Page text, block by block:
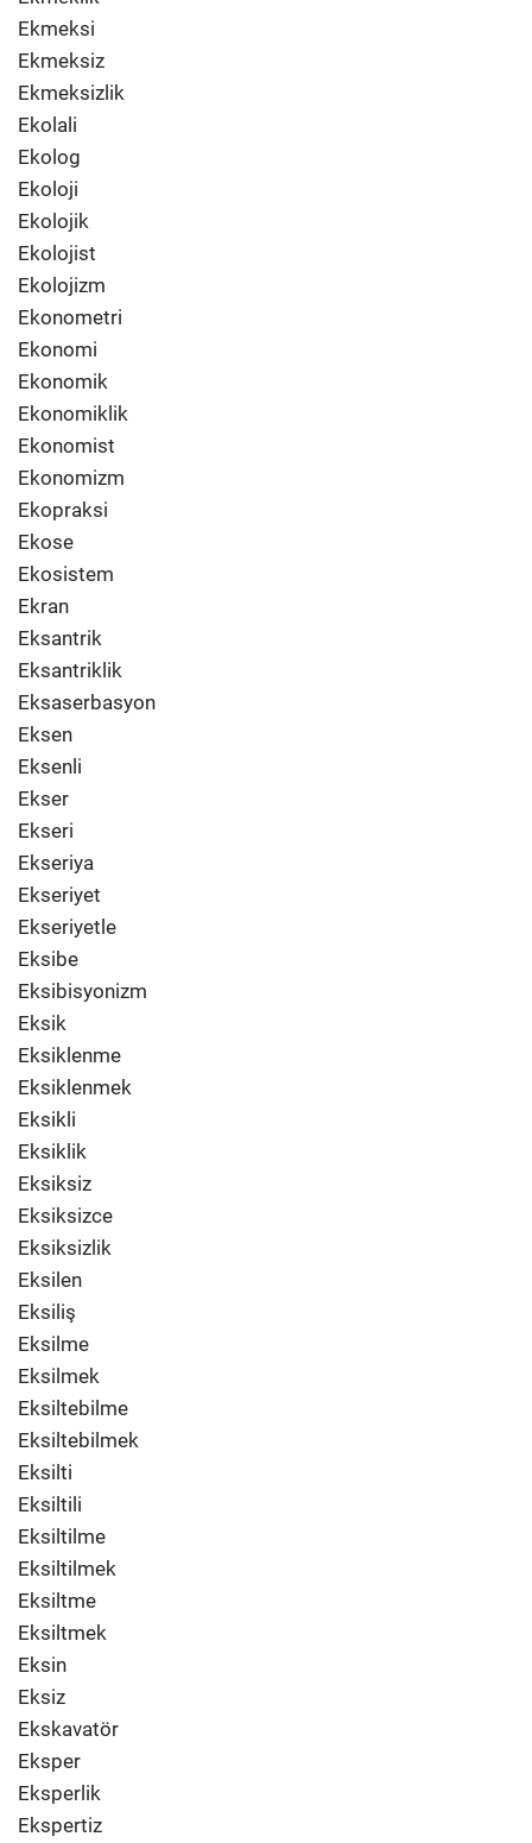
Ekmeksi
Ekmeksiz
Ekmeksizlik
Ekolali
Ekolog
Ekoloji
Ekolojik
Ekolojist
Ekolojizm
Ekonometri
Ekonomi
Ekonomik
Ekonomiklik
Ekonomist
Ekonomizm
Ekopraksi
Ekose
Ekosistem
Ekran
Eksantrik
Eksantriklik
Eksaserbasyon
Eksen
Eksenli
Ekser
Ekseri
Ekseriya
Ekseriyet
Ekseriyetle
Eksibe
Eksibisyonizm
Eksik
Eksiklenme
Eksiklenmek
Eksikli
Eksiklik
Eksiksiz
Eksiksizce
Eksiksizlik
Eksilen
Eksiliş
Eksilme
Eksilmek
Eksiltebilme
Eksiltebilmek
Eksilti
Eksiltili
Eksiltilme
Eksiltilmek
Eksiltme
Eksiltmek
Eksin
Eksiz
Ekskavatör
Eksper
Eksperlik
Ekspertiz